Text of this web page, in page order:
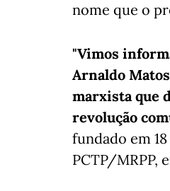
nome que o
"Vimos
Arnaldo
marxista que
revolução
fundado em
PCTP/MRPP,